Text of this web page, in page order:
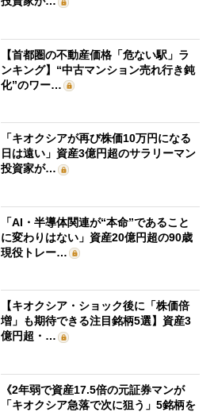
【首都圏の不動産価格「危ない駅」ラ
ンキング】“中古マンション売れ行き鈍
化”のワー…
「キオクシアが再び株価10万円になる
日は遠い」資産3億円超のサラリーマン
投資家が…
「AI・半導体関連が“本命”であること
に変わりはない」資産20億円超の90歳
現役トレー…
【キオクシア・ショック後に「株価倍
増」も期待できる注目銘柄5選】資産3
億円超・…
《2年弱で資産17.5倍の元証券マンが
「キオクシア急落で次に狙う」5銘柄を